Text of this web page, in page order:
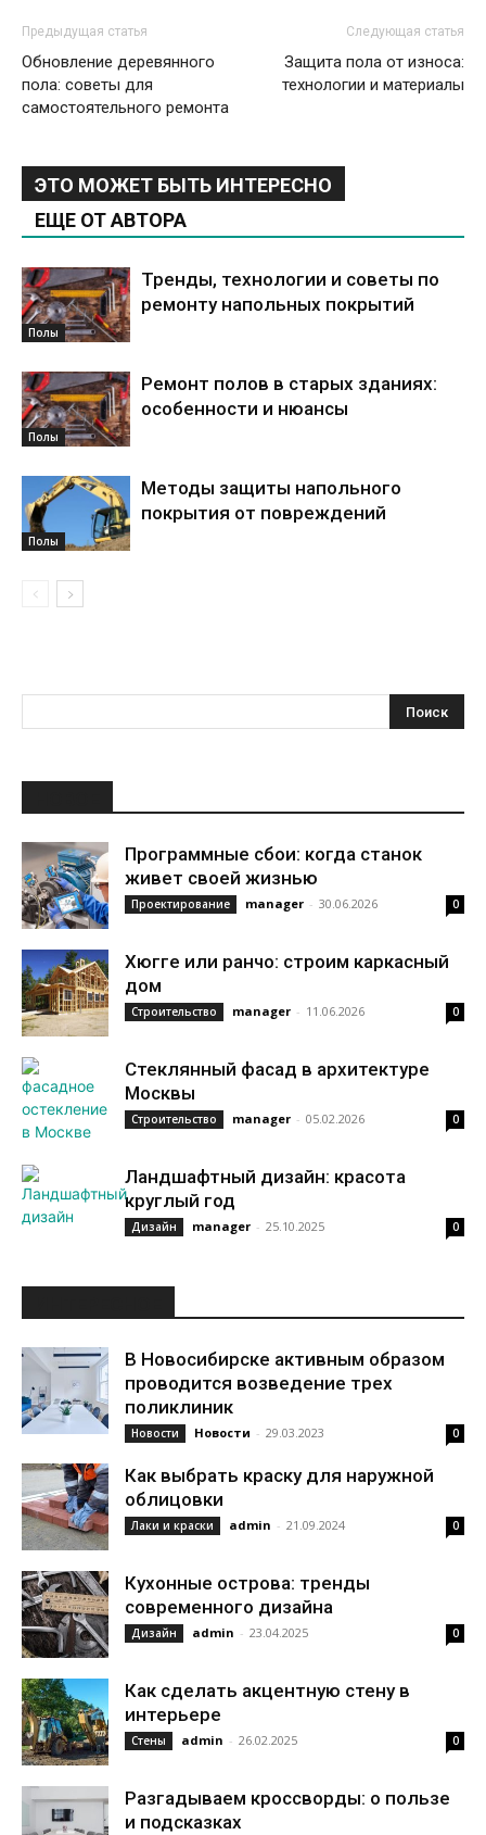
Предыдущая статья
Обновление деревянного
пола: советы для
самостоятельного ремонта
Следующая статья
Защита пола от износа:
технологии и материалы
ЭТО МОЖЕТ БЫТЬ ИНТЕРЕСНО
ЕЩЕ ОТ АВТОРА
Полы
Тренды, технологии и советы по
ремонту напольных покрытий
Полы
Ремонт полов в старых зданиях:
особенности и нюансы
Полы
Методы защиты напольного
покрытия от повреждений
Программные сбои: когда станок
живет своей жизнью
Проектирование manager - 30.06.2026 0
Хюгге или ранчо: строим каркасный
дом
Строительство manager - 11.06.2026 0
Стеклянный фасад в архитектуре
Москвы
Строительство manager - 05.02.2026 0
Ландшафтный дизайн: красота
круглый год
Дизайн manager - 25.10.2025 0
В Новосибирске активным образом
проводится возведение трех
поликлиник
Новости Новости - 29.03.2023 0
Как выбрать краску для наружной
облицовки
Лаки и краски admin - 21.09.2024 0
Кухонные острова: тренды
современного дизайна
Дизайн admin - 23.04.2025 0
Как сделать акцентную стену в
интерьере
Стены admin - 26.02.2025 0
Разгадываем кроссворды: о пользе
и подсказках